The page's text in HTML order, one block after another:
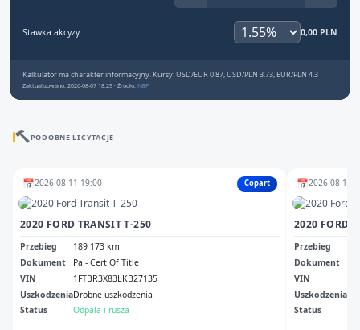
Stawka akcyzy 0,00 PLN
Kalkulator ma charakter informacyjny. Kursy: USD/EUR 0.87, USD/PLN 3.73, EUR/PLN 4.3
Zaktualizowano: 2026-08-07 18:25 · Źródło: NBP
PODOBNE LICYTACJE
📅2026-08-11 19:00 Copart
2020 FORD TRANSIT T-250
Przebieg
189 173 km
Dokument
Pa - Cert Of Title
VIN
1FTBR3X83LKB27135
UszkodzeniaDrobne uszkodzenia
Status
Odpala i rusza
📅2026-08-11
Przebieg
Dokument
VIN
Uszkodzenia
Status